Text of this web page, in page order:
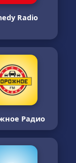
Radio
Радио